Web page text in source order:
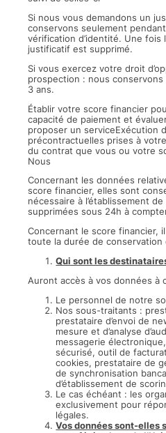
Si nous vous demandons un
conservons seulement
vérification d’identité. Une
justificatif est supprimé.
Si vous exercez votre droit
prospection : nous
3 ans.
Établir votre score financier
capacité de paiement et
proposer un serviceExécution
précontractuelles prises à
du contrat que vous ou votre
Nous
Concernant les données
score financier, elles sont
nécessaire à l’établissement
supprimées sous 24h à
Concernant le score financier,
toute la durée de conservation
Qui sont les
Auront accès à vos données à
Le personnel de notre
Nos sous-traitants :
prestataire d’envoi de
mesure et d’analyse
messagerie
sécurisé, outil de
cookies, prestataire de
de synchronisation
d’établissement de
Le cas échéant : les
exclusivement pour
légales.
Vos données sont-elles